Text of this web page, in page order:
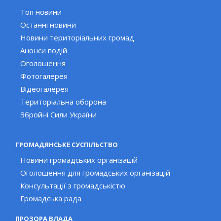
Топ новини
Останні новини
Новини територіальних громад
Анонси подій
Оголошення
Фотогалерея
Відеогалерея
Територіальна оборона
Збройні Сили України
ГРОМАДЯНСЬКЕ СУСПІЛЬСТВО
Новини громадських організацій
Оголошення для громадських організацій
Консультації з громадськістю
Громадська рада
ПРОЗОРА ВЛАДА